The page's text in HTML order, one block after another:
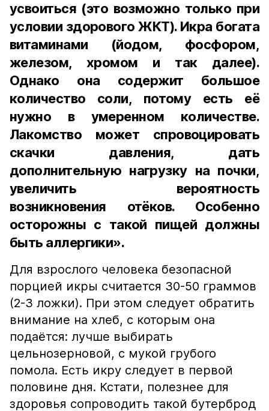
усвоиться (это возможно только при
условии здорового ЖКТ). Икра богата
витаминами (йодом, фосфором,
железом, хромом и так далее).
Однако она содержит большое
количество соли, потому есть её
нужно в умеренном количестве.
Лакомство может спровоцировать
скачки давления, дать
дополнительную нагрузку на почки,
увеличить вероятность
возникновения отёков. Особенно
осторожны с такой пищей должны
быть аллергики».
Для взрослого человека безопасной
порцией икры считается 30-50 граммов
(2-3 ложки). При этом следует обратить
внимание на хлеб, с которым она
подаётся: лучше выбирать
цельнозерновой, с мукой грубого
помола. Есть икру следует в первой
половине дня. Кстати, полезнее для
здоровья сопроводить такой бутерброд